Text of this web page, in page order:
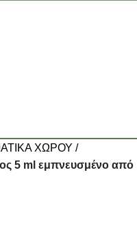
ΧΩΡΟΥ
5 ml εμπνευσμένο από